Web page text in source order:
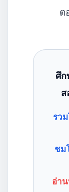
ต
ศึก
ส
รว
ชม
อ่า